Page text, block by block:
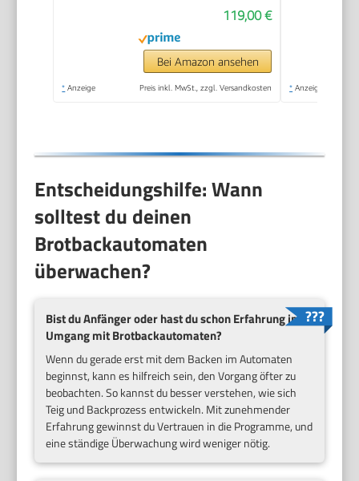
Joghurtmaschine,
Timer-Funktion,
Zutatenfach,
Sichtfenster,
119,00 €
Bei Amazon ansehen
* Anzeige Preis inkl. MwSt., zzgl. Versandkosten * Anzeige
Entscheidungshilfe: Wann
solltest du deinen
Brotbackautomaten
überwachen?
Bist du Anfänger oder hast du schon Erfahrung im
Umgang mit Brotbackautomaten?
Wenn du gerade erst mit dem Backen im Automaten
beginnst, kann es hilfreich sein, den Vorgang öfter zu
beobachten. So kannst du besser verstehen, wie sich
Teig und Backprozess entwickeln. Mit zunehmender
Erfahrung gewinnst du Vertrauen in die Programme, und
eine ständige Überwachung wird weniger nötig.